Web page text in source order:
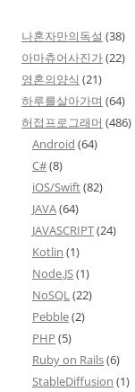
나혼자만의독설 (38)
아마츄어사진가(22)
영혼의양식 (21)
하루를살아가며 (64)
허접프로그래머 (486)
Android (64)
C#(8)
iOS/Swift(82)
JAVA(64)
JAVASCRIPT(24)
Kotlin (1)
Node.JS(1)
NoSQL(22)
Pebble(2)
PHP (5)
Ruby on Rails(6)
StableDiffusion (1)